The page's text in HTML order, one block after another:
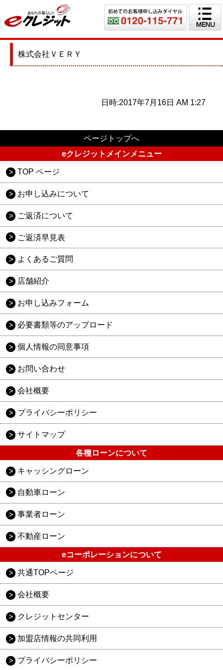
株式会社ＶＥＲＹ
日時:2017年7月16日 AM 1:27
ページトップへ
eクレジットメインメニュー
TOP ページ
お申し込みについて
ご返済について
ご返済早見表
よくあるご質問
店舗紹介
お申し込みフォーム
必要書類等のアップロード
個人情報の同意事項
お問い合わせ
会社概要
プライバシーポリシー
サイトマップ
各種ローンについて
キャッシングローン
自動車ローン
事業者ローン
不動産ローン
eコーポレーションについて
共通TOPページ
会社概要
クレジットセンター
加盟店情報の共同利用
プライバシーポリシー